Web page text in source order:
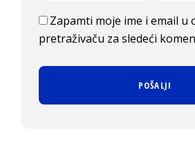
Zapamti moje ime i email u
pretraživaču za sledeći